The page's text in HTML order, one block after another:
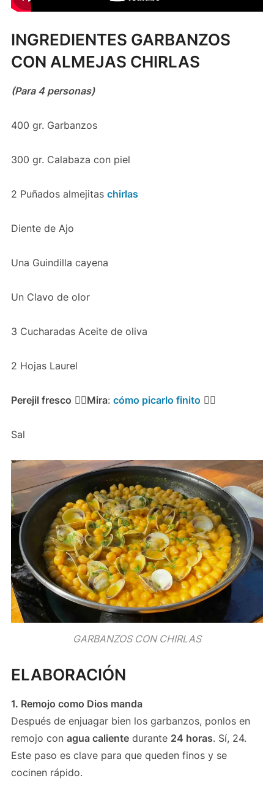
INGREDIENTES GARBANZOS
CON ALMEJAS CHIRLAS
(Para 4 personas)
400 gr. Garbanzos
300 gr. Calabaza con piel
2 Puñados almejitas chirlas
Diente de Ajo
Una Guindilla cayena
Un Clavo de olor
3 Cucharadas Aceite de oliva
2 Hojas Laurel
Perejil fresco 👉🏻Mira: cómo picarlo finito 👍🏻
Sal
GARBANZOS CON CHIRLAS
ELABORACIÓN
1. Remojo como Dios manda
Después de enjuagar bien los garbanzos, ponlos en
remojo con agua calientedurante 24 horas. Sí, 24.
Este paso es clave para que queden finos y se
cocinen rápido.